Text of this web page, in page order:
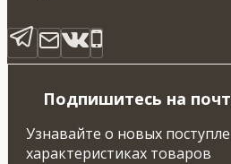
Подпишитесь на
Узнавайте о новых
характеристиках товаров